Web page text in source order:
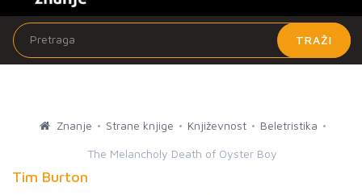
TRAŽI
Znanje Strane knjige Književnost Beletristika
The Melancholy Death of Oyster Boy
Tim Burton